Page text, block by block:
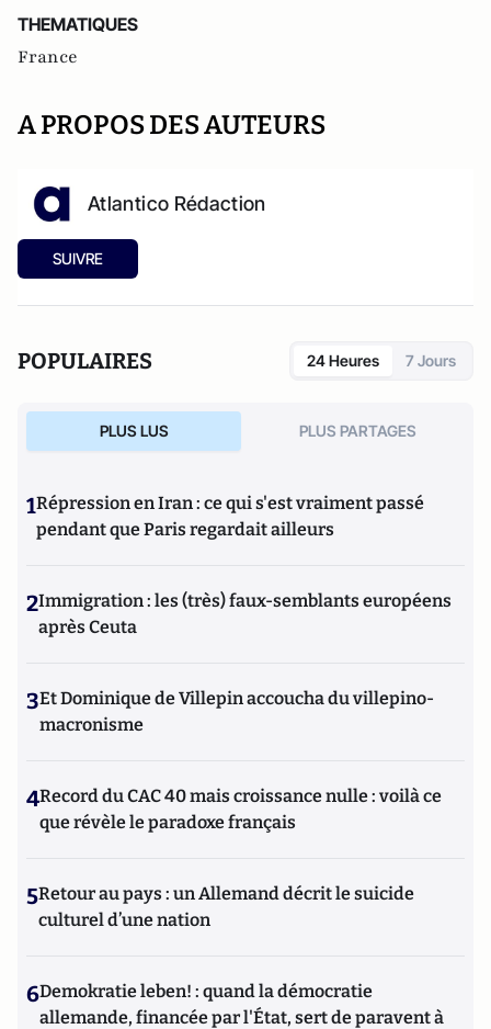
THEMATIQUES
France
A PROPOS DES AUTEURS
Atlantico Rédaction
SUIVRE
POPULAIRES 24 Heures 7 Jours
PLUS LUS PLUS PARTAGES
1Répression en Iran : ce qui s'est vraiment passé
pendant que Paris regardait ailleurs
2Immigration : les (très) faux-semblants européens
après Ceuta
3Et Dominique de Villepin accoucha du villepino-
macronisme
4Record du CAC 40 mais croissance nulle : voilà ce
que révèle le paradoxe français
5Retour au pays : un Allemand décrit le suicide
culturel d’une nation
6Demokratie leben! : quand la démocratie
allemande, financée par l'État, sert de paravent à